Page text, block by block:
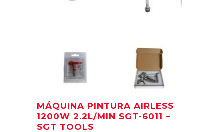
MÁQUINA PINTURA AIRLESS
1200W 2.2L/MIN SGT-6011 –
SGT TOOLS